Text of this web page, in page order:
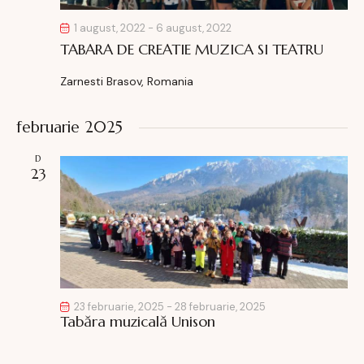
TABARA DE CREATIE MUZICA SI TEATRU
1 august, 2022 - 6 august, 2022
Zarnesti Brasov, Romania
februarie 2025
D
23
Tabăra muzicală Unison
23 februarie, 2025 - 28 februarie, 2025